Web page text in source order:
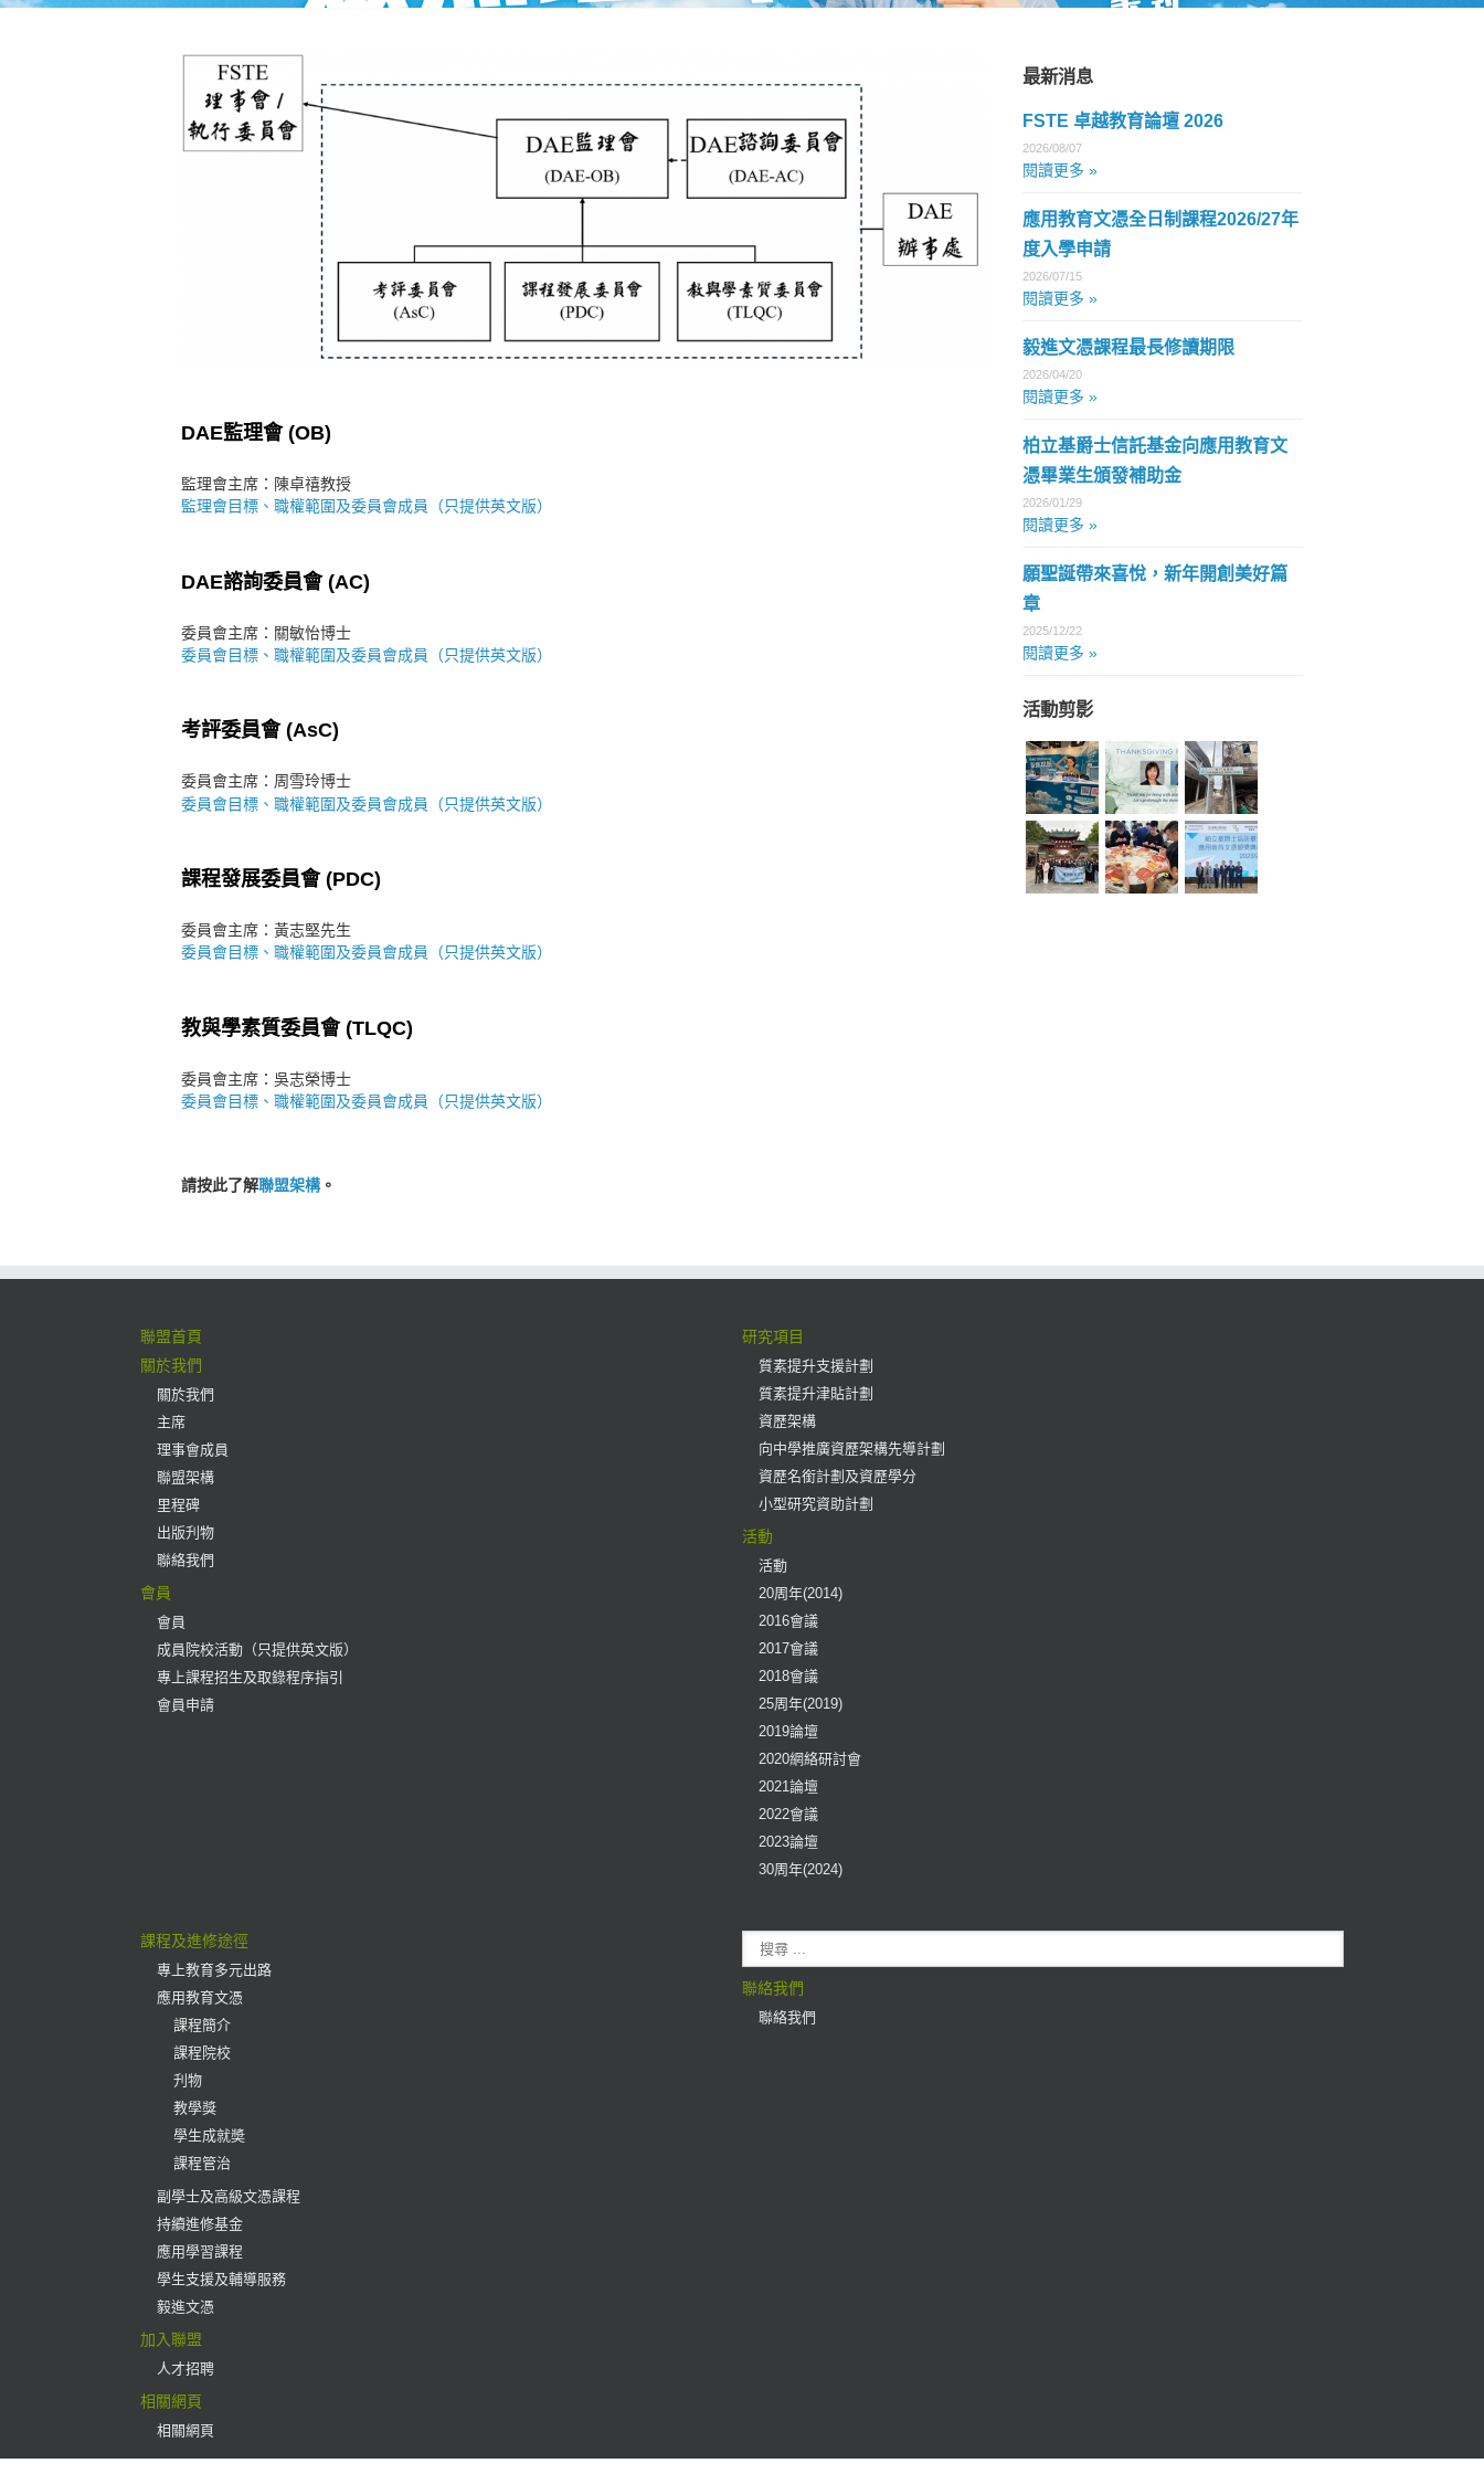
DAE監理會 (OB)
監理會主席：陳卓禧教授
監理會目標、職權範圍及委員會成員（只提供英文版）
DAE諮詢委員會 (AC)
委員會主席：關敏怡博士
委員會目標、職權範圍及委員會成員（只提供英文版）
考評委員會 (AsC)
委員會主席：周雪玲博士
委員會目標、職權範圍及委員會成員（只提供英文版）
課程發展委員會 (PDC)
委員會主席：黃志堅先生
委員會目標、職權範圍及委員會成員（只提供英文版）
教與學素質委員會 (TLQC)
委員會主席：吳志榮博士
委員會目標、職權範圍及委員會成員（只提供英文版）
請按此了解聯盟架構。
最新消息
FSTE 卓越教育論壇 2026
2026/08/07
閱讀更多 »
應用教育文憑全日制課程2026/27年
度入學申請
2026/07/15
閱讀更多 »
毅進文憑課程最長修讀期限
2026/04/20
閱讀更多 »
柏立基爵士信託基金向應用教育文
憑畢業生頒發補助金
2026/01/29
閱讀更多 »
願聖誕帶來喜悅，新年開創美好篇
章
2025/12/22
閱讀更多 »
活動剪影
聯盟首頁
關於我們
關於我們
主席
理事會成員
聯盟架構
里程碑
出版刋物
聯絡我們
會員
會員
成員院校活動（只提供英文版）
專上課程招生及取錄程序指引
會員申請
研究項目
質素提升支援計劃
質素提升津貼計劃
資歷架構
向中學推廣資歷架構先導計劃
資歷名銜計劃及資歷學分
小型研究資助計劃
活動
活動
20周年(2014)
2016會議
2017會議
2018會議
25周年(2019)
2019論壇
2020網絡研討會
2021論壇
2022會議
2023論壇
30周年(2024)
課程及進修途徑
專上教育多元出路
應用教育文憑
課程簡介
課程院校
刋物
教學獎
學生成就奬
課程管治
副學士及高級文憑課程
持續進修基金
應用學習課程
學生支援及輔導服務
毅進文憑
加入聯盟
人才招聘
相關網頁
相關網頁
聯絡我們
聯絡我們